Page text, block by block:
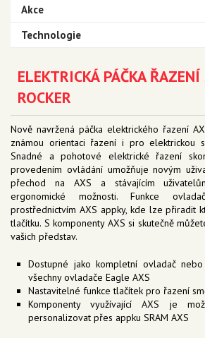
Akce
Technologie
ELEKTRICKÁ PÁČKA
ROCKER
Nově navržená páčka elektrického řazení
známou orientaci řazení i pro elektrickou
Snadné a pohotové elektrické řazení
provedením ovládání umožňuje novým
přechod na AXS a stávajícím
ergonomické možnosti. Funkce
prostřednictvím AXS appky, kde lze přiradit
tlačítku. S komponenty AXS si skutečně
vašich představ.
Dostupné jako kompletní ovladač
všechny ovladače Eagle AXS
Nastavitelné funkce tlačítek pro řazení
Komponenty využívající AXS je
personalizovat přes appku SRAM AXS